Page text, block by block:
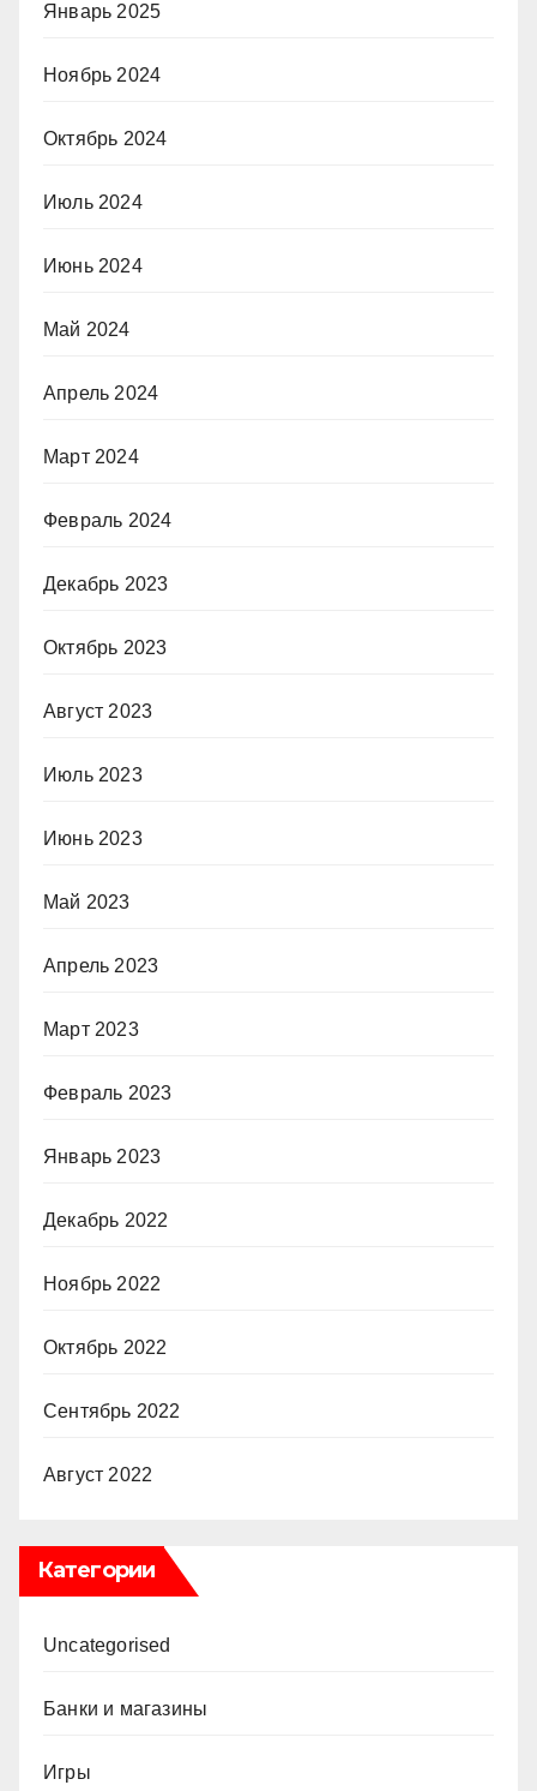
Январь 2025
Ноябрь 2024
Октябрь 2024
Июль 2024
Июнь 2024
Май 2024
Апрель 2024
Март 2024
Февраль 2024
Декабрь 2023
Октябрь 2023
Август 2023
Июль 2023
Июнь 2023
Май 2023
Апрель 2023
Март 2023
Февраль 2023
Январь 2023
Декабрь 2022
Ноябрь 2022
Октябрь 2022
Сентябрь 2022
Август 2022
Категории
Uncategorised
Банки и магазины
Игры